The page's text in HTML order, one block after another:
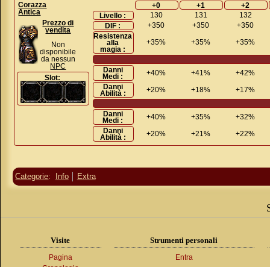
Corazza
Antica
Prezzo di
vendita
Non
disponibile
da nessun
NPC
Slot:
+0 +1
+2
Livello :
130 131 132
DIF : +350 +350 +350
Resistenza
alla
magia :
+35% +35% +35%
Danni
Medi :
+40% +41% +42%
Danni
Abilità :
+20% +18% +17%
Danni
Medi :
+40% +35% +32%
Danni
Abilità :
+20% +21% +22%
Categorie: Info Extra
Visite
Pagina
Strumenti personali
Entra